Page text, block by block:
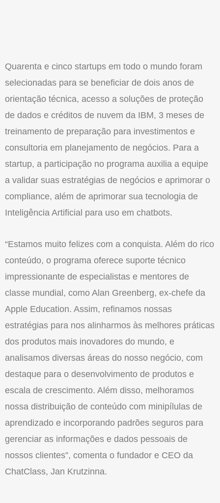
Quarenta e cinco startups em todo o mundo foram
selecionadas para se beneficiar de dois anos de
orientação técnica, acesso a soluções de proteção
de dados e créditos de nuvem da IBM, 3 meses de
treinamento de preparação para investimentos e
consultoria em planejamento de negócios. Para a
startup, a participação no programa auxilia a equipe
a validar suas estratégias de negócios e aprimorar o
compliance, além de aprimorar sua tecnologia de
Inteligência Artificial para uso em chatbots.
“Estamos muito felizes com a conquista. Além do rico
conteúdo, o programa oferece suporte técnico
impressionante de especialistas e mentores de
classe mundial, como Alan Greenberg, ex-chefe da
Apple Education. Assim, refinamos nossas
estratégias para nos alinharmos às melhores práticas
dos produtos mais inovadores do mundo, e
analisamos diversas áreas do nosso negócio, com
destaque para o desenvolvimento de produtos e
escala de crescimento. Além disso, melhoramos
nossa distribuição de conteúdo com minipílulas de
aprendizado e incorporando padrões seguros para
gerenciar as informações e dados pessoais de
nossos clientes”, comenta o fundador e CEO da
ChatClass, Jan Krutzinna.